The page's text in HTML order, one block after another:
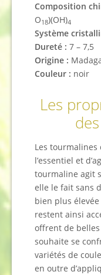
Composition
O18)(OH)4
Système
Dureté : 7 – 7,5
Origine :
Couleur : noir
Les
Les tourmalines
l’essentiel et
tourmaline agit
elle le fait sans
bien plus
restent ainsi
offrent de
souhaite se
variétés de
en outre